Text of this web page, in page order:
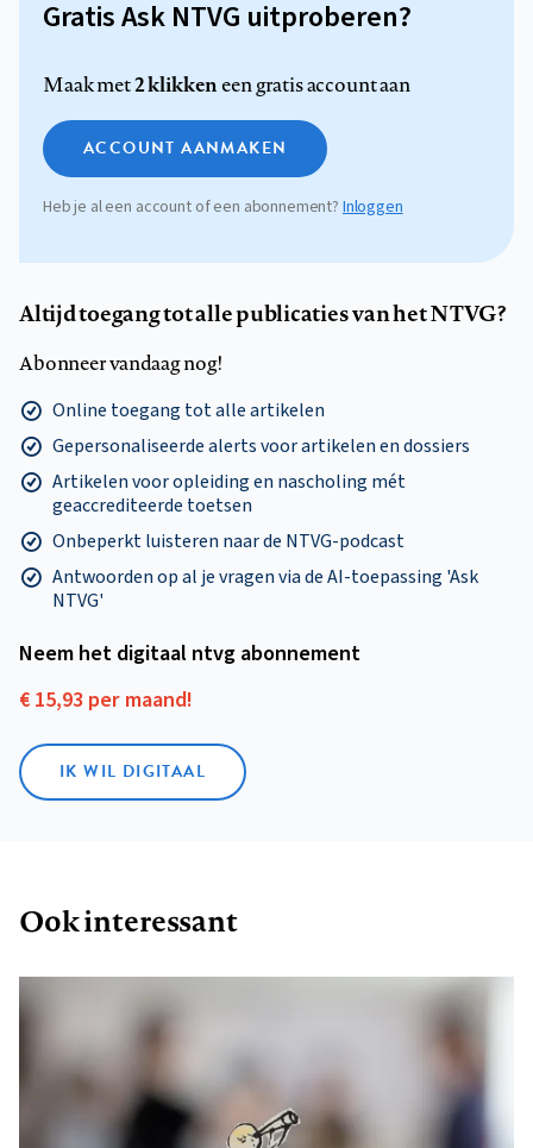
Gratis Ask NTVG uitproberen?
Maak met2 klikkeneen gratis account aan
ACCOUNT AANMAKEN
Heb je al een account of een abonnement? Inloggen
Altijd toegang tot alle publicaties van het NTVG?
Abonneer vandaag nog!
Online toegang tot alle artikelen
Gepersonaliseerde alerts voor artikelen en dossiers
Artikelen voor opleiding en nascholing mét
geaccrediteerde toetsen
Onbeperkt luisteren naar de NTVG-podcast
Antwoorden op al je vragen via de AI-toepassing 'Ask
NTVG'
Neem het digitaal ntvg abonnement
€ 15,93 per maand!
IK WIL DIGITAAL
Ook interessant